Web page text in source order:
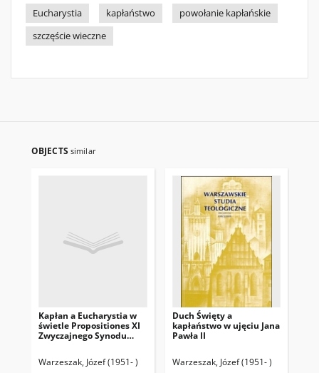
Eucharystia
kapłaństwo
powołanie kapłańskie
szczęście wieczne
OBJECTS similar
Kapłan a Eucharystia w
świetle Propositiones XI
Zwyczajnego Synodu
Warzeszak, Józef (1951- )
Duch Święty a
kapłaństwo w ujęciu Jana
Pawła II
Warzeszak, Józef (1951- )